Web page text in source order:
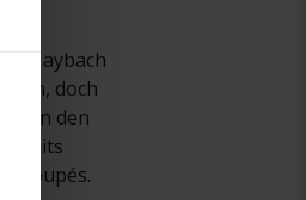
Maybach
doch
in den
Coupés.